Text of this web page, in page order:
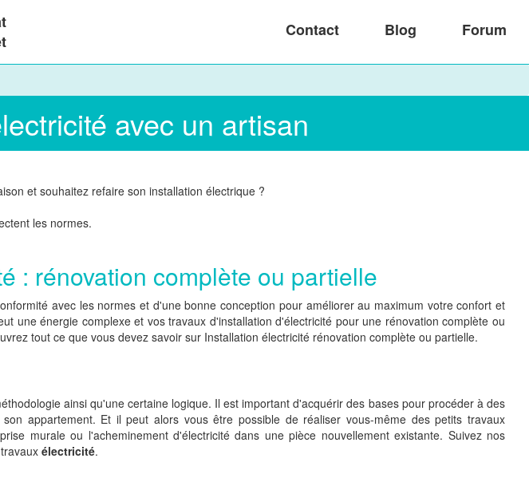
Contact Blog Forum
avec un artisan
et souhaitez refaire son installation électrique ?
les normes.
: rénovation complète ou partielle
avec les normes et d'une bonne conception pour améliorer au maximum votre confort et
une énergie complexe et vos travaux d'installation d'électricité pour une rénovation complète ou
tout ce que vous devez savoir sur Installation électricité rénovation complète ou partielle.
ainsi qu'une certaine logique. Il est important d'acquérir des bases pour procéder à des
appartement. Et il peut alors vous être possible de réaliser vous-même des petits travaux
murale ou l'acheminement d'électricité dans une pièce nouvellement existante. Suivez nos
électricité.